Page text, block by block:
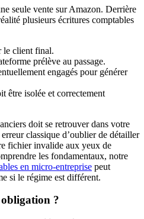
seule vente sur Amazon. Derrière
plusieurs écritures comptables
le client final.
prélève au passage.
engagés pour générer
être isolée et correctement
doit se retrouver dans votre
classique d’oublier de détailler
fichier invalide aux yeux de
les fondamentaux, notre
en micro-entreprise peut
si le régime est différent.
obligation ?